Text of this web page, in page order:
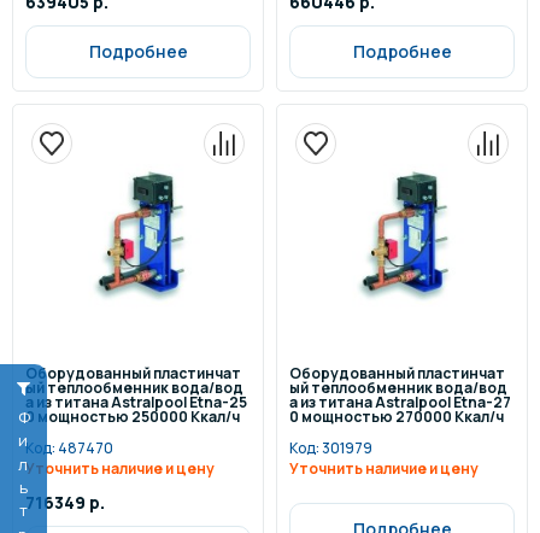
Фильтр
Подробнее Подробнее
Оборудованный пластинчат
ый теплообменник вода/вод
а из титана Astralpool Etna-25
0 мощностью 250000 Ккал/ч
Код: 487470
Уточнить наличие и цену
716349 р.
Оборудованный пластинчат
ый теплообменник вода/вод
а из титана Astralpool Etna-27
0 мощностью 270000 Ккал/ч
Код:301979
Уточнить наличие и цену